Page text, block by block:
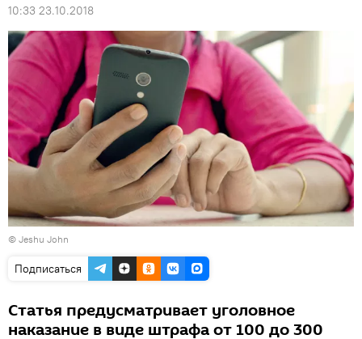
10:33 23.10.2018
© Jeshu John
Подписаться
Статья предусматривает уголовное
наказание в виде штрафа от 100 до 300